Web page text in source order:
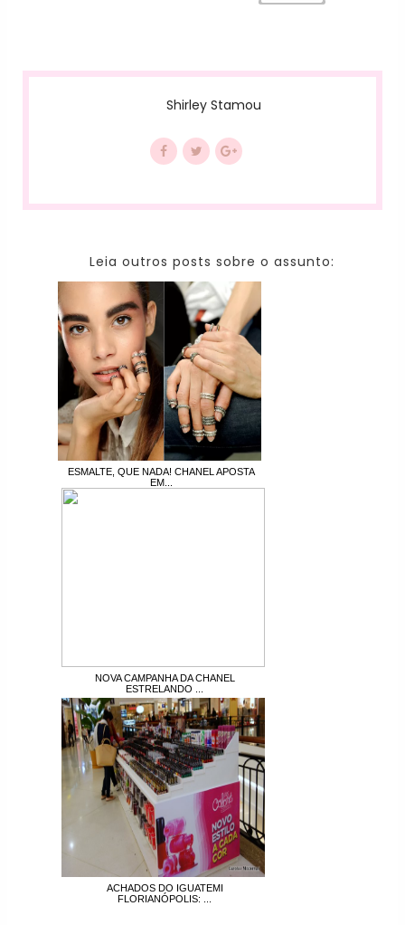
Shirley Stamou
Leia outros posts sobre o assunto:
ESMALTE, QUE NADA! CHANEL APOSTA
EM...
NOVA CAMPANHA DA CHANEL
ESTRELANDO ...
ACHADOS DO IGUATEMI
FLORIANÓPOLIS: ...